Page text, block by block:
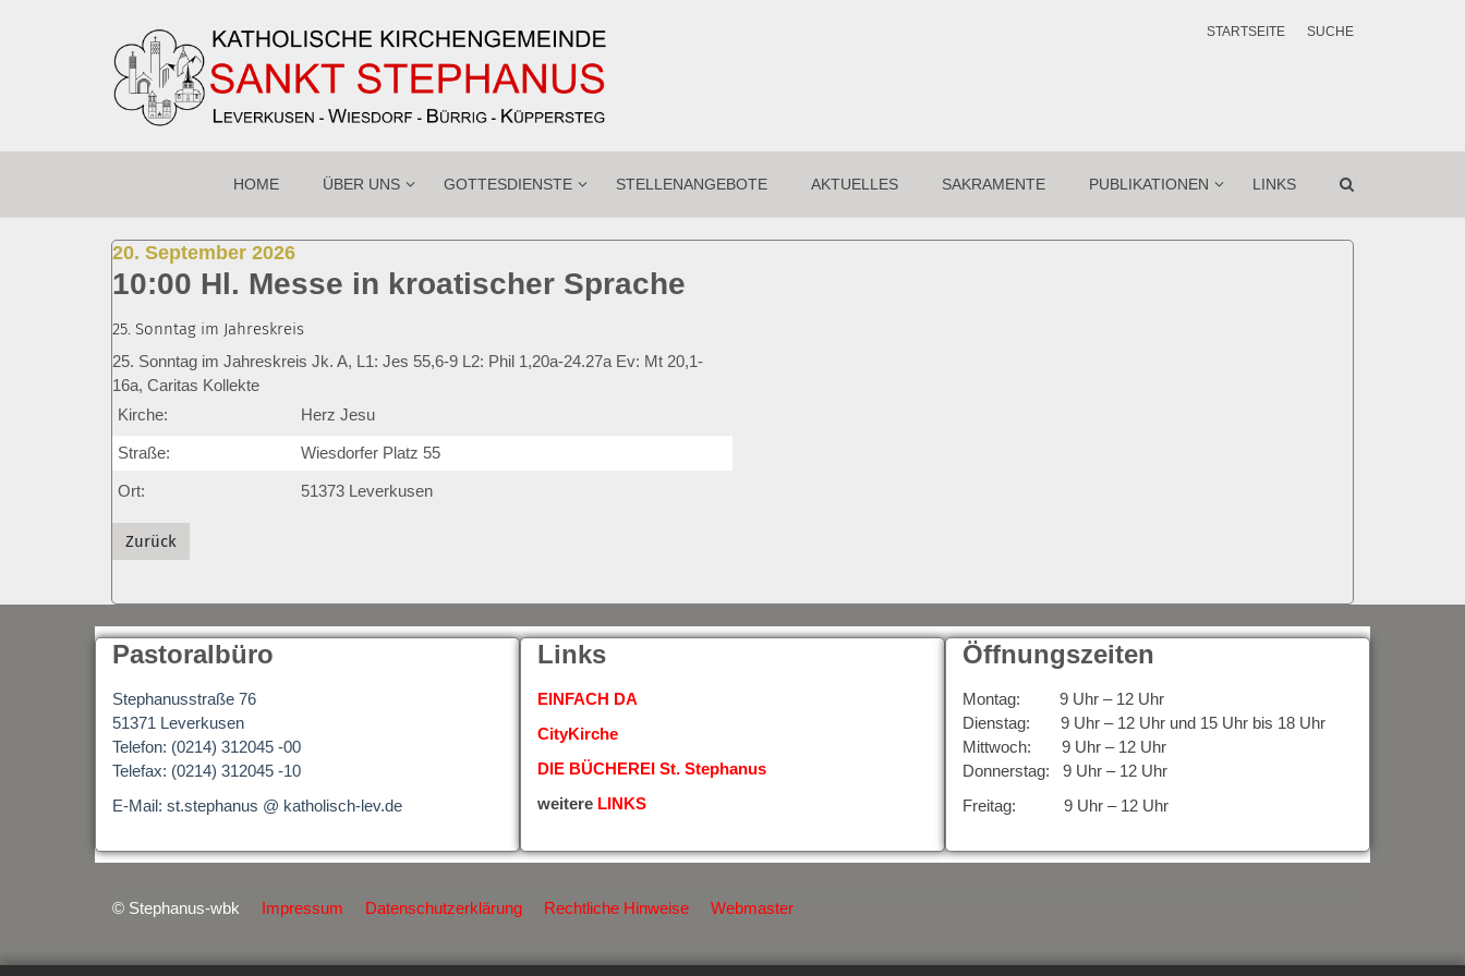
STARTSEITE SUCHE
HOME ÜBER UNS GOTTESDIENSTE STELLENANGEBOTE AKTUELLES SAKRAMENTE PUBLIKATIONEN LINKS
20. September 2026:
10:00 Hl. Messe in kroatischer Sprache
25. Sonntag im Jahreskreis
25. Sonntag im Jahreskreis Jk. A, L1: Jes 55,6-9 L2: Phil 1,20a-24.27a Ev: Mt 20,1-
16a, Caritas Kollekte
Kirche:
Herz Jesu
Straße: Wiesdorfer Platz 55
Ort: 51373 Leverkusen
Zurück
Pastoralbüro
Stephanusstraße 76
51371 Leverkusen
Telefon: (0214) 312045 -00
Telefax: (0214) 312045 -10
E-Mail: st.stephanus @ katholisch-lev.de
Links
EINFACH DA
CityKirche
DIE BÜCHEREI St. Stephanus
weitere LINKS
Öffnungszeiten
Montag: 9 Uhr – 12 Uhr
Dienstag: 9 Uhr – 12 Uhr und 15 Uhr bis 18 Uhr
Mittwoch: 9 Uhr – 12 Uhr
Donnerstag: 9 Uhr – 12 Uhr
Freitag: 9 Uhr – 12 Uhr
© Stephanus-wbk Impressum Datenschutzerklärung Rechtliche Hinweise Webmaster